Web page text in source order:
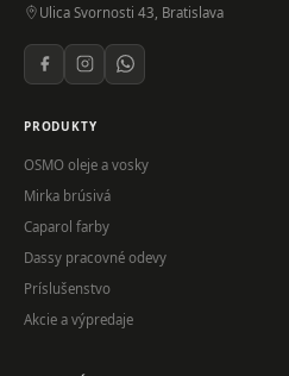
Ulica Svornosti 43, Bratislava
PRODUKTY
OSMO oleje a vosky
Mirka brúsivá
Caparol farby
Dassy pracovné odevy
Príslušenstvo
Akcie a výpredaje